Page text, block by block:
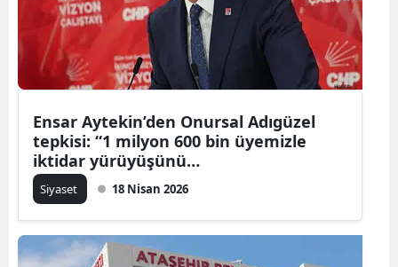
Ensar Aytekin’den Onursal Adıgüzel
tepkisi: “1 milyon 600 bin üyemizle
iktidar yürüyüşünü
durduramayacaklar”
Siyaset 18 Nisan 2026